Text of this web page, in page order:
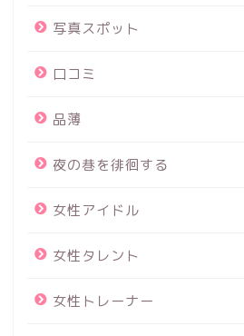
写真スポット
口コミ
品薄
夜の巷を徘徊する
女性アイドル
女性タレント
女性トレーナー